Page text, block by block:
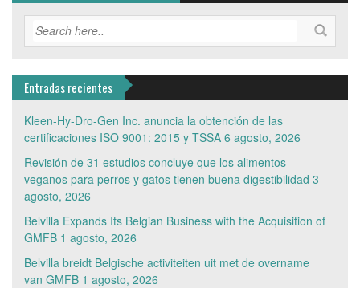
Entradas recientes
Kleen-Hy-Dro-Gen Inc. anuncia la obtención de las
certificaciones ISO 9001: 2015 y TSSA 6 agosto, 2026
Revisión de 31 estudios concluye que los alimentos
veganos para perros y gatos tienen buena digestibilidad 3
agosto, 2026
Belvilla Expands Its Belgian Business with the Acquisition of
GMFB 1 agosto, 2026
Belvilla breidt Belgische activiteiten uit met de overname
van GMFB 1 agosto, 2026